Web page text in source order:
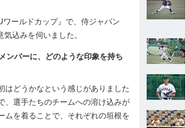
ールドカップ』で、侍ジャパン
込みを伺いました。
バーに、どのような印象を持ち
はどうかなという感じがありました
、選手たちのチームへの溶け込みが
ムを着ることで、それぞれの垣根を